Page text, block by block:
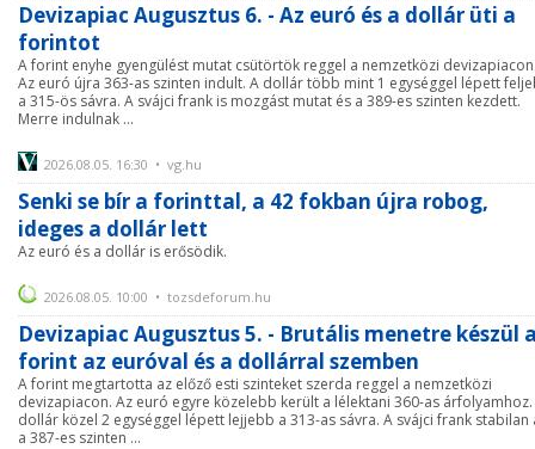
Devizapiac Augusztus 6. - Az euró és a dollár üti a
forintot
A forint enyhe gyengülést mutat csütörtök reggel a nemzetközi
Az euró újra 363-as szinten indult. A dollár több mint 1 egységgel lépett
a 315-ös sávra. A svájci frank is mozgást mutat és a 389-es szinten kezdett.
Merre indulnak ...
2026.08.05. 16:30 • vg.hu
Senki se bír a forinttal, a 42 fokban újra robog,
ideges a dollár lett
Az euró és a dollár is erősödik.
2026.08.05. 10:00 • tozsdeforum.hu
Devizapiac Augusztus 5. - Brutális menetre készül
forint az euróval és a dollárral szemben
A forint megtartotta az előző esti szinteket szerda reggel a nemzetközi
devizapiacon. Az euró egyre közelebb került a lélektani 360-as árfolyamhoz.
dollár közel 2 egységgel lépett lejjebb a 313-as sávra. A svájci frank stabilan
a 387-es szinten ...